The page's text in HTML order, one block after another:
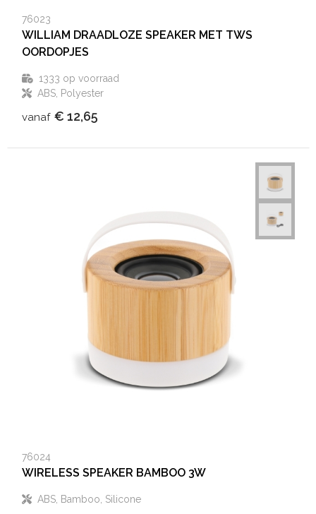
76023
WILLIAM DRAADLOZE SPEAKER MET TWS
OORDOPJES
1333 op voorraad
ABS, Polyester
vanaf € 12,65
76024
WIRELESS SPEAKER BAMBOO 3W
ABS, Bamboo, Silicone